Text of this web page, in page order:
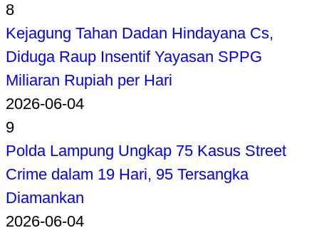
8
Kejagung Tahan Dadan Hindayana Cs,
Diduga Raup Insentif Yayasan SPPG
Miliaran Rupiah per Hari
2026-06-04
9
Polda Lampung Ungkap 75 Kasus Street
Crime dalam 19 Hari, 95 Tersangka
Diamankan
2026-06-04